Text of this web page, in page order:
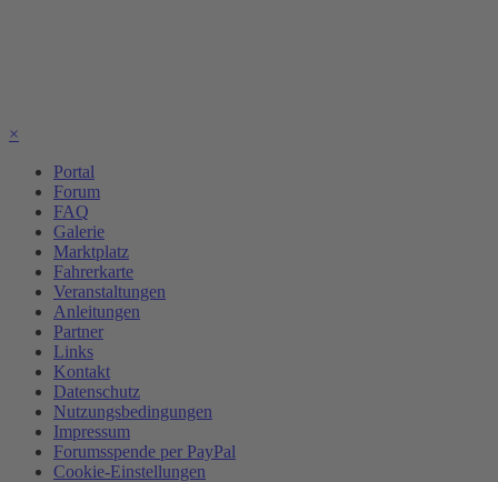
×
Portal
Forum
FAQ
Galerie
Marktplatz
Fahrerkarte
Veranstaltungen
Anleitungen
Partner
Links
Kontakt
Datenschutz
Nutzungsbedingungen
Impressum
Forumsspende per PayPal
Cookie-Einstellungen